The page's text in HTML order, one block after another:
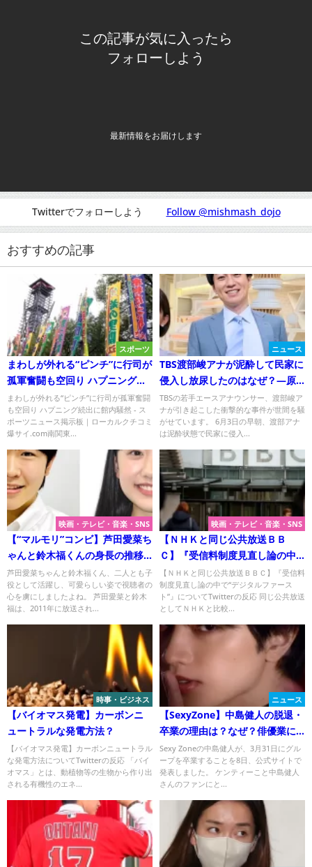
この記事が気に入ったら
フォローしよう
最新情報をお届けします
Twitterでフォローしよう Follow @mishmash_dojo
おすすめの記事
スポーツ
まわしが外れる“ピンチ”に行司が
孤軍奮闘も空回り ハプニング続
出に館内騒然 - スポーツニュース
掲示板｜ローカルクチコミ爆サ
イ.com南関東版
まわしが外れる“ピンチ”に行司が孤軍奮闘
も空回り ハプニング続出に館内騒然 - ス
ポーツニュース掲示板｜ローカルクチコミ
爆サイ.com南関東...
ニュース
TBS渡部峻アナが泥酔して民家に
侵入し放尿したのはなぜ？—原
因と影響を徹底解説
TBSの若手エースアナウンサー、渡部峻ア
ナが引き起こした衝撃的な事件が世間を騒
がせています。 6月3日の早朝、渡部アナ
は泥酔状態で民家に侵入...
映画・テレビ・音楽・SNS
【“マルモリ”コンビ】芦田愛菜ち
ゃんと鈴木福くんの身長の推移
を徹底検証！
芦田愛菜ちゃんと鈴木福くん、二人とも子
役として活躍し、可愛らしい姿で視聴者の
心を虜にしましたよね。 芦田愛菜と鈴木
福は、2011年に放送され...
映画・テレビ・音楽・SNS
【ＮＨＫと同じ公共放送ＢＢ
Ｃ】『受信料制度見直し論の中
で“デジタルファースト”』につい
てTwitterの反応
【ＮＨＫと同じ公共放送ＢＢＣ】『受信料
制度見直し論の中で“デジタルファース
ト”』についてTwitterの反応 同じ公共放送
としてＮＨＫと比較...
時事・ビジネス
【バイオマス発電】カーボンニ
ュートラルな発電方法？
【バイオマス発電】カーボンニュートラル
な発電方法についてTwitterの反応 「バイ
オマス」とは、動植物等の生物から作り出
される有機性のエネ...
ニュース
【SexyZone】中島健人の脱退・
卒業の理由は？なぜ？俳優業に
専念か？
Sexy Zoneの中島健人が、3月31日にグル
ープを卒業することを8日、公式サイトで
発表しました。 ケンティーこと中島健人
さんのファンにと...